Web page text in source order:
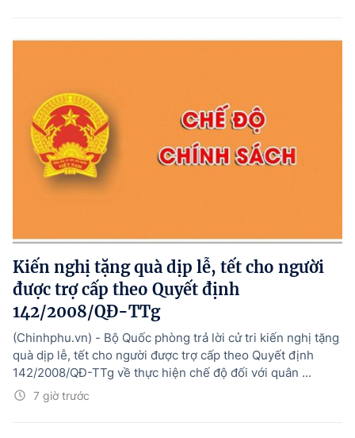
Kiến nghị tặng quà dịp lễ, tết cho người
được trợ cấp theo Quyết định
142/2008/QĐ-TTg
7 giờ trước
(Chinhphu.vn) - Bộ Quốc phòng trả lời cử tri kiến nghị tặng
quà dịp lễ, tết cho người được trợ cấp theo Quyết định
142/2008/QĐ-TTg về thực hiện chế độ đối với quân ...